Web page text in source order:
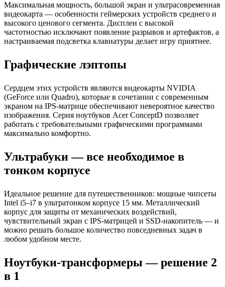
Максимальная мощность, большой экран и ультрасовременная
видеокарта — особенности геймерских устройств среднего и
высокого ценового сегмента. Дисплеи с высокой
частотностью исключают появление разрывов и артефактов, а
настраиваемая подсветка клавиатуры делает игру приятнее.
Графические лэптопы
Сердцем этих устройств являются видеокарты NVIDIA
(GeForce или Quadro), которые в сочетании с современным
экраном на IPS-матрице обеспечивают невероятное качество
изображения. Серия ноутбуков Acer ConceptD позволяет
работать с требовательными графическими программами
максимально комфортно.
Ультрабуки — все необходимое в
тонком корпусе
Идеальное решение для путешественников: мощные чипсеты
Intel i5–i7 в ультратонком корпусе 15 мм. Металлический
корпус для защиты от механических воздействий,
чувствительный экран с IPS-матрицей и SSD-накопитель — и
можно решать большое количество повседневных задач в
любом удобном месте.
Ноутбуки-трансформеры — решение 2
в 1